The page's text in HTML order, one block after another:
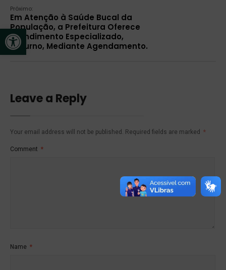
Open toolbar
Próximo:
Em Atenção à Saúde Bucal da
População, a Prefeitura Oferece
Atendimento Especializado,
Noturno, Mediante Agendamento.
Leave a Reply
Your email address will not be published. Required fields are marked *
Comment *
Name *